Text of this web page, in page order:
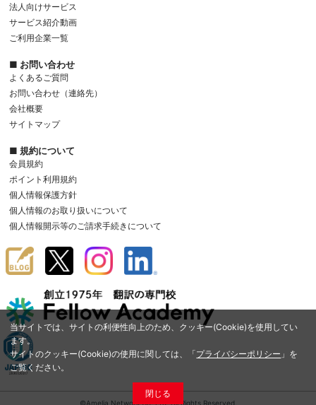
当サイトでは、サイトの利便性向上のため、クッキー(Cookie)を使用してい
ます。
サイトのクッキー(Cookie)の使用に関しては、「プライバシーポリシー 」を
ご覧ください。
閉じる
法人向けサービス
サービス紹介動画
ご利用企業一覧
■ お問い合わせ
よくあるご質問
お問い合わせ（連絡先）
会社概要
サイトマップ
■ 規約について
会員規約
ポイント利用規約
個人情報保護方針
個人情報のお取り扱いについて
個人情報開示等のご請求手続きについて
©Amelia Network Co.,Ltd. All Rights Reserved.